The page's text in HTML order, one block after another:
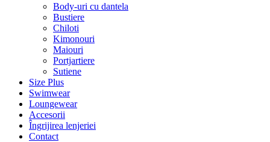
Body-uri cu dantela
Bustiere
Chiloti
Kimonouri
Maiouri
Portjartiere
Sutiene
Size Plus
Swimwear
Loungewear
Accesorii
Îngrijirea lenjeriei
Contact